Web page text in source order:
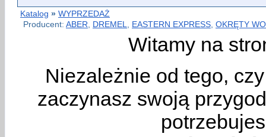
Katalog » WYPRZEDAŻ
Producent: ABER DREMEL EASTERN EXPRESS OKRĘTY
Witamy na
Niezależnie od tego,
zaczynasz swoją